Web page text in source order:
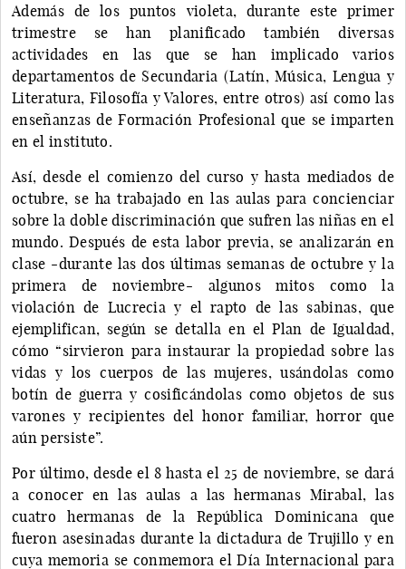
Además de los puntos violeta, durante este primer
trimestre se han planificado también diversas
actividades en las que se han implicado varios
departamentos de Secundaria (Latín, Música, Lengua y
Literatura, Filosofía y Valores, entre otros) así como las
enseñanzas de Formación Profesional que se imparten
en el instituto.
Así, desde el comienzo del curso y hasta mediados de
octubre, se ha trabajado en las aulas para concienciar
sobre la doble discriminación que sufren las niñas en el
mundo. Después de esta labor previa, se analizarán en
clase -durante las dos últimas semanas de octubre y la
primera de noviembre- algunos mitos como la
violación de Lucrecia y el rapto de las sabinas, que
ejemplifican, según se detalla en el Plan de Igualdad,
cómo “sirvieron para instaurar la propiedad sobre las
vidas y los cuerpos de las mujeres, usándolas como
botín de guerra y cosificándolas como objetos de sus
varones y recipientes del honor familiar, horror que
aún persiste”.
Por último, desde el 8 hasta el 25 de noviembre, se dará
a conocer en las aulas a las hermanas Mirabal, las
cuatro hermanas de la República Dominicana que
fueron asesinadas durante la dictadura de Trujillo y en
cuya memoria se conmemora el Día Internacional para